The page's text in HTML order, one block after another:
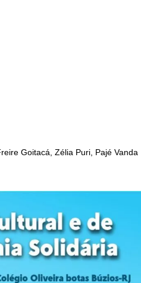
Goitacá, Zélia Puri, Pajé Vanda